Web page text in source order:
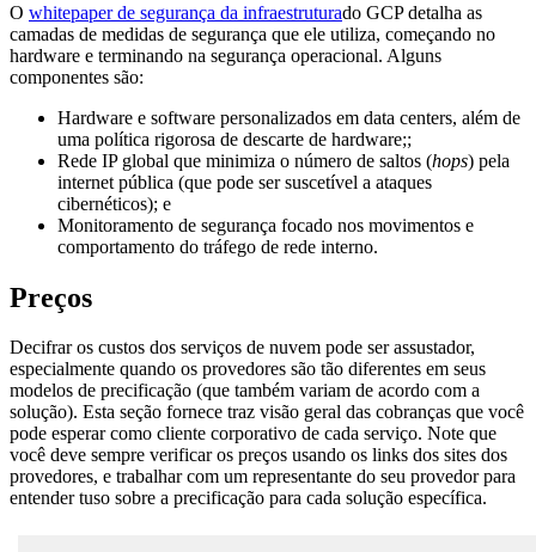
O whitepaper de segurança da infraestruturado GCP detalha as
camadas de medidas de segurança que ele utiliza, começando no
hardware e terminando na segurança operacional. Alguns
componentes são:
Hardware e software personalizados em data centers, além de
uma política rigorosa de descarte de hardware;;
Rede IP global que minimiza o número de saltos (hops) pela
internet pública (que pode ser suscetível a ataques
cibernéticos); e
Monitoramento de segurança focado nos movimentos e
comportamento do tráfego de rede interno.
Preços
Decifrar os custos dos serviços de nuvem pode ser assustador,
especialmente quando os provedores são tão diferentes em seus
modelos de precificação (que também variam de acordo com a
solução). Esta seção fornece traz visão geral das cobranças que você
pode esperar como cliente corporativo de cada serviço. Note que
você deve sempre verificar os preços usando os links dos sites dos
provedores, e trabalhar com um representante do seu provedor para
entender tuso sobre a precificação para cada solução específica.